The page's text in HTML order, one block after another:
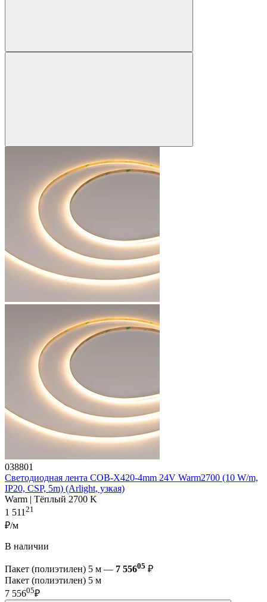
038801
Светодиодная лента COB-X420-4mm 24V Warm2700 (10 W/m,
IP20, CSP, 5m) (Arlight, узкая)
Warm | Тёплый 2700 K
1 51121
₽/м
В наличии
Пакет (полиэтилен) 5 м — 7 55605 ₽
Пакет (полиэтилен) 5 м
7 55605₽